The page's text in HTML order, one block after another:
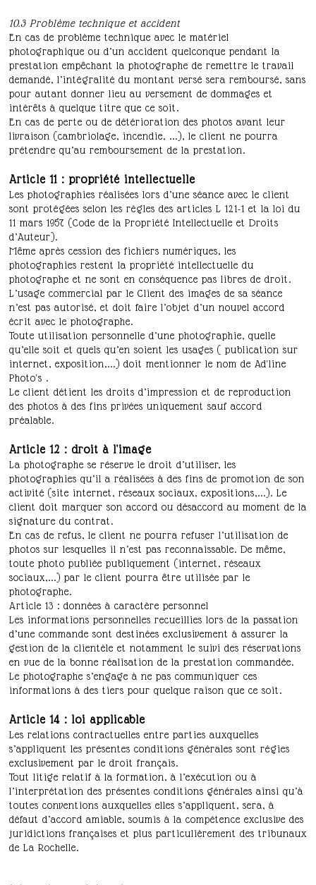
10.3 Problème technique et accident
En cas de problème technique avec le matériel
photographique ou d’un accident quelconque pendant la
prestation empêchant la photographe de remettre le travail
demandé, l’intégralité du montant versé sera remboursé, sans
pour autant donner lieu au versement de dommages et
intérêts à quelque titre que ce soit.
En cas de perte ou de détérioration des photos avant leur
livraison (cambriolage, incendie, ...), le client ne pourra
prétendre qu’au remboursement de la prestation.
Article 11 : propriété intellectuelle
Les photographies réalisées lors d’une séance avec le client
sont protégées selon les règles des articles L 121-1 et la loi du
11 mars 1957 (Code de la Propriété Intellectuelle et Droits
d’Auteur).
Même après cession des fichiers numériques, les
photographies restent la propriété intellectuelle du
photographe et ne sont en conséquence pas libres de droit.
L’usage commercial par le Client des images de sa séance
n’est pas autorisé, et doit faire l’objet d’un nouvel accord
écrit avec le photographe.
Toute utilisation personnelle d’une photographie, quelle
qu’elle soit et quels qu’en soient les usages ( publication sur
internet, exposition,...) doit mentionner le nom de Ad'line
Photo's .
Le client détient les droits d’impression et de reproduction
des photos à des fins privées uniquement sauf accord
préalable.
Article 12 : droit à l'image
La photographe se réserve le droit d’utiliser, les
photographies qu’il a réalisées à des fins de promotion de son
activité (site internet, réseaux sociaux, expositions,...). Le
client doit marquer son accord ou désaccord au moment de la
signature du contrat.
En cas de refus, le client ne pourra refuser l’utilisation de
photos sur lesquelles il n’est pas reconnaissable. De même,
toute photo publiée publiquement (internet, réseaux
sociaux,...) par le client pourra être utilisée par le
photographe.
Article 13 : données à caractère personnel
Les informations personnelles recueillies lors de la passation
d’une commande sont destinées exclusivement à assurer la
gestion de la clientèle et notamment le suivi des réservations
en vue de la bonne réalisation de la prestation commandée.
Le photographe s’engage à ne pas communiquer ces
informations à des tiers pour quelque raison que ce soit.
Article 14 : loi applicable
Les relations contractuelles entre parties auxquelles
s’appliquent les présentes conditions générales sont régies
exclusivement par le droit français.
Tout litige relatif à la formation, à l’exécution ou à
l’interprétation des présentes conditions générales ainsi qu’à
toutes conventions auxquelles elles s’appliquent, sera, à
défaut d’accord amiable, soumis à la compétence exclusive des
juridictions françaises et plus particulièrement des tribunaux
de La Rochelle.